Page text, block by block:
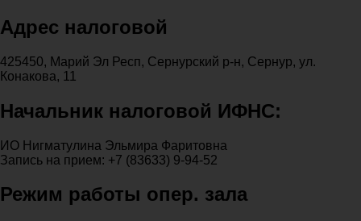
Адрес налоговой
425450, Марий Эл Респ, Сернурский р-н, Сернур, ул.
Конакова, 11
Начальник налоговой ИФНС:
ИО Нигматулина Эльмира Фаритовна
Запись на прием: +7 (83633) 9-94-52
Режим работы опер. зала